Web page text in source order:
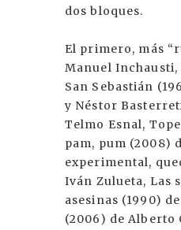
dos bloques.
El primero, más
Manuel Inchausti,
San Sebastián
y Néstor
Telmo Esnal,
pam, pum (2008)
experimental,
Iván Zulueta, Las
asesinas (1990)
(2006) de Alberto